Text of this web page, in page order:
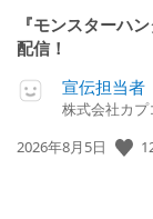
『モンスターハ
配信！
宣伝担当者
株式会社カプ
公
2026年8月5日